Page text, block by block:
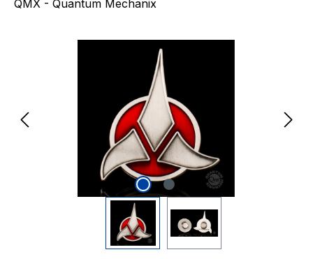
QMX - Quantum Mechanix